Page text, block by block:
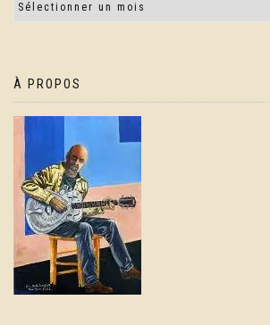
À PROPOS